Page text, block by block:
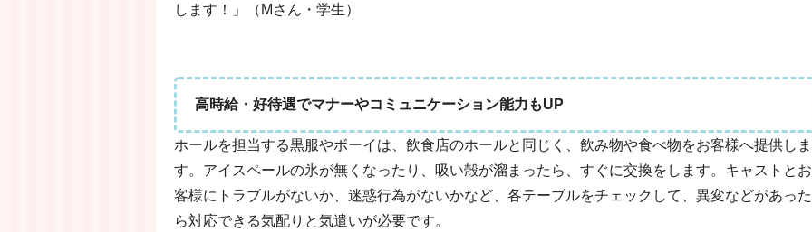
します！」（Mさん・学生）
高時給・好待遇でマナーやコミュニケーション能力もUP
ホールを担当する黒服やボーイは、飲食店のホールと同じく、飲み物や食べ物をお客様へ提供しま
す。アイスペールの氷が無くなったり、吸い殻が溜まったら、すぐに交換をします。キャストとお
客様にトラブルがないか、迷惑行為がないかなど、各テーブルをチェックして、異変などがあった
ら対応できる気配りと気遣いが必要です。